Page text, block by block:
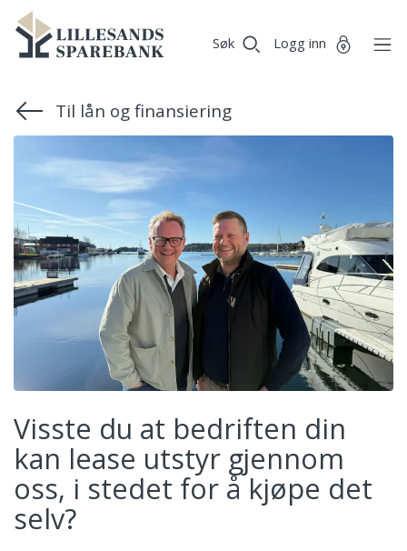
Gå til sideinnhold
Lillesands
Sparebank Søk Logg inn
Til lån og finansiering
Visste du at bedriften din
kan lease utstyr gjennom
oss, i stedet for å kjøpe det
selv?
er
Miljøfyrtårn-